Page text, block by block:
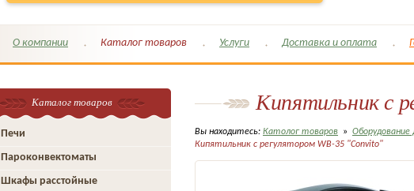
О компании Каталог товаров Услуги Доставка и оплата
Кипятильник с
Вы находитесь: Католог товаров »
Кипятильник с регулятором WB-35 "Convito"
Каталог товаров
Печи
Пароконвектоматы
Шкафы расстойные